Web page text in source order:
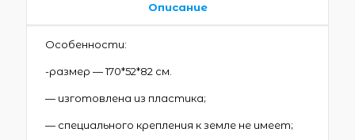
Описание
Особенности:
-размер — 170*52*82 см.
— изготовлена из пластика;
— специального крепления к земле не имеет;